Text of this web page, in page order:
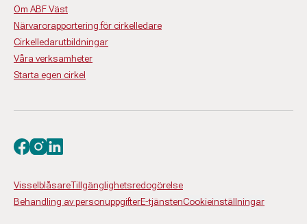
Om ABF Väst
Närvarorapportering för cirkelledare
Cirkelledarutbildningar
Våra verksamheter
Starta egen cirkel
VisselblåsareTillgänglighetsredogörelse
Behandling av personuppgifterE-tjänstenCookieinställningar
Besök oss på facebook
Besök oss på instagram
Besök oss på linkedin